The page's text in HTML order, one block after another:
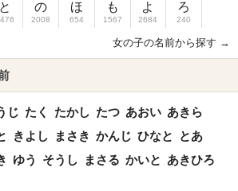
と の
2008
ほ
654
も
1567
よ
2684
ろ
240
女の子の名前から探す →
じ たく たかし たつ あおい あきら
きよし まさき かんじ ひなと
とあ
ゆう そうし まさる かいと あきひろ